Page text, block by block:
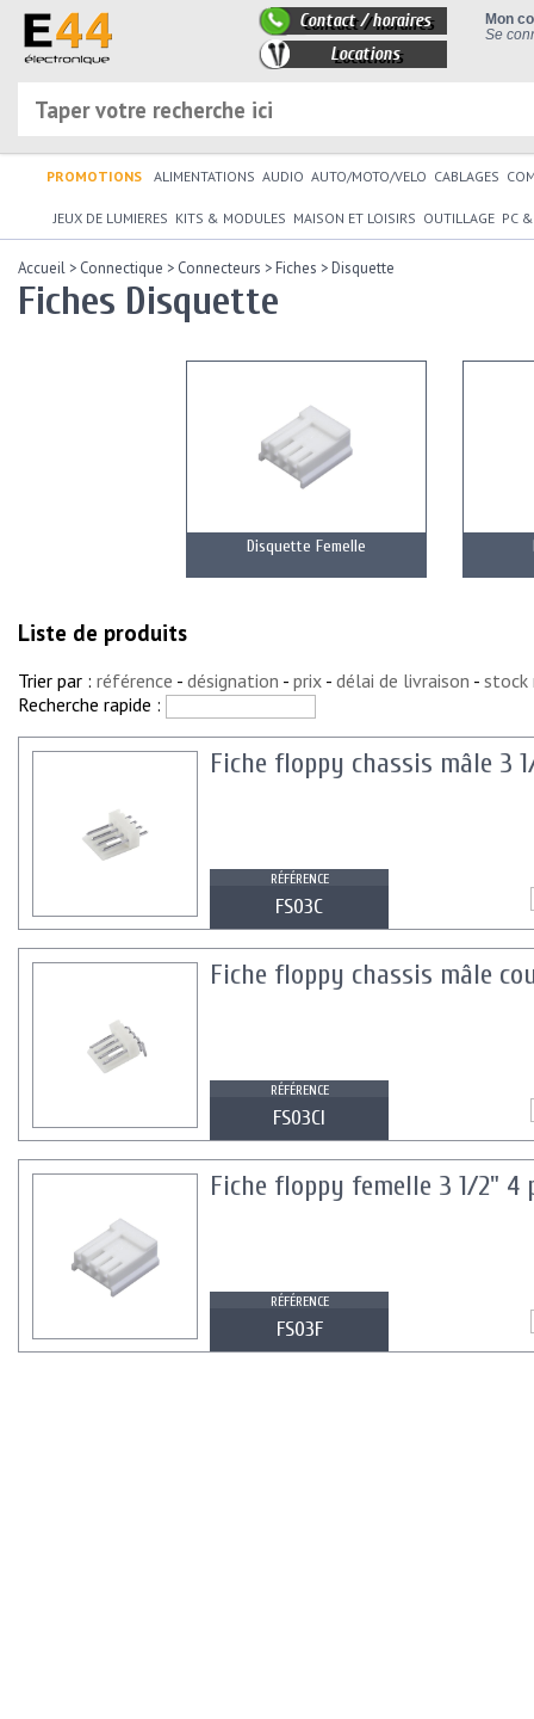
Mon
Se
Contact / horaires
Locations
PROMOTIONS ALIMENTATIONS AUDIO AUTO/MOTO/VELO CABLAGES
JEUX DE LUMIERES KITS & MODULES MAISON ET LOISIRS OUTILLAGE PC
Accueil > Connectique > Connecteurs >Fiches >Disquette
Fiches Disquette
Disquette Femelle
Liste de produits
Trier par : référence - désignation - prix - délai de livraison - stock
Recherche rapide :
Fiche floppy chassis mâle 3
RÉFÉRENCE
FS03C
Fiche floppy chassis mâle
RÉFÉRENCE
FS03CI
Fiche floppy femelle 3 1/2" 4
RÉFÉRENCE
FS03F